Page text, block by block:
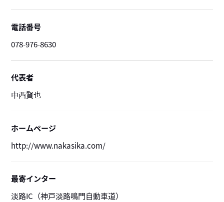
電話番号
078-976-8630
代表者
中西賢也
ホームページ
http://www.nakasika.com/
最寄インター
淡路IC（神戸淡路鳴門自動車道）